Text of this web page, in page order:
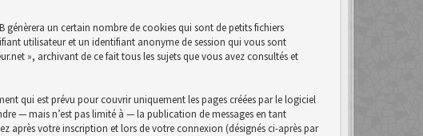
un certain nombre de cookies qui sont de petits fichiers
utilisateur et un identifiant anonyme de session qui vous sont
», archivant de ce fait tous les sujets que vous avez consultés et
qui est prévu pour couvrir uniquement les pages créées par le logiciel
— mais n’est pas limité à — la publication de messages en tant
après votre inscription et lors de votre connexion (désignés ci-après par